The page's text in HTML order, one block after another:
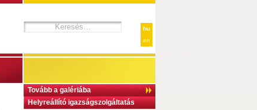
hu
en
Tovább a galériába
Helyreállító igazságszolgáltatás